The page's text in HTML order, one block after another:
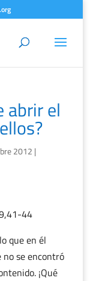
abrir el
2012 |
44
que en él
no se encontró
¡Qué